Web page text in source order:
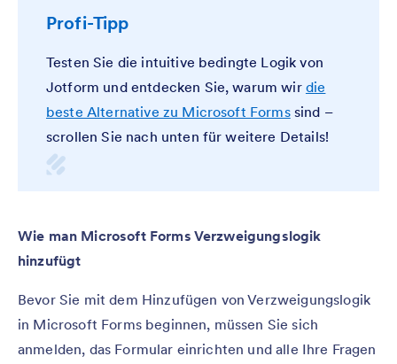
Profi-Tipp
Testen Sie die intuitive bedingte Logik von
Jotform und entdecken Sie, warum wir die
beste Alternative zu Microsoft Formssind –
scrollen Sie nach unten für weitere Details!
Wie man Microsoft Forms Verzweigungslogik
hinzufügt
Bevor Sie mit dem Hinzufügen von Verzweigungslogik
in Microsoft Forms beginnen, müssen Sie sich
anmelden, das Formular einrichten und alle Ihre Fragen